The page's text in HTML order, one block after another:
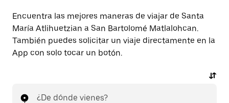
Encuentra las mejores maneras de viajar de Santa
María Atlihuetzian a San Bartolomé Matlalohcan.
También puedes solicitar un viaje directamente en la
App con solo tocar un botón.
¿De dónde vienes?